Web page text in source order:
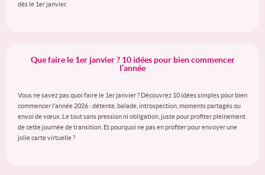
dès le 1er janvier.
Que faire le 1er janvier ? 10 idées pour bien commencer
l’année
Vous ne savez pas quoi faire le 1er janvier ? Découvrez 10 idées simples pour bien
commencer l’année 2026 : détente, balade, introspection, moments partagés ou
envoi de vœux. Le tout sans pression ni obligation, juste pour profiter pleinement
de cette journée de transition. Et pourquoi ne pas en profiter pour envoyer une
jolie carte virtuelle ?